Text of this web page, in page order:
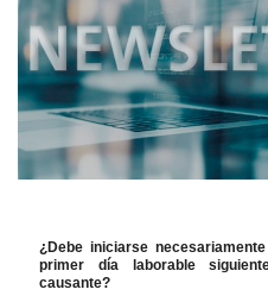
¿Debe iniciarse
primer día laborable
causante?